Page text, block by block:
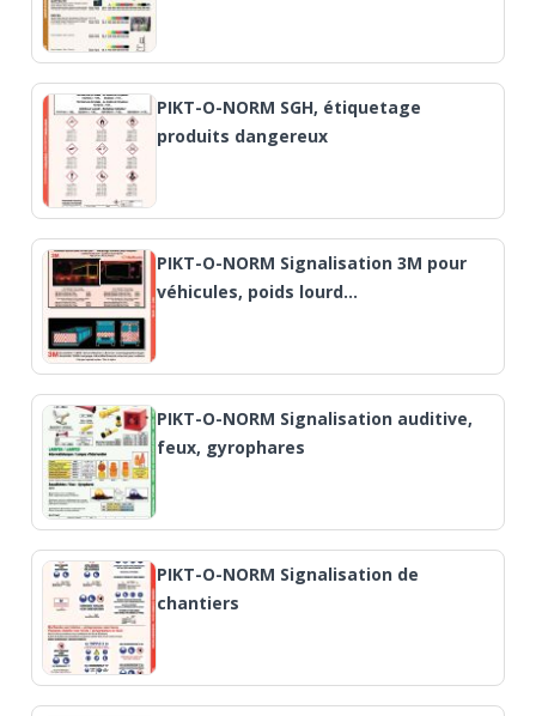
PIKT-O-NORM SGH, étiquetage
produits dangereux
PIKT-O-NORM Signalisation 3M pour
véhicules, poids lourd…
PIKT-O-NORM Signalisation auditive,
feux, gyrophares
PIKT-O-NORM Signalisation de
chantiers